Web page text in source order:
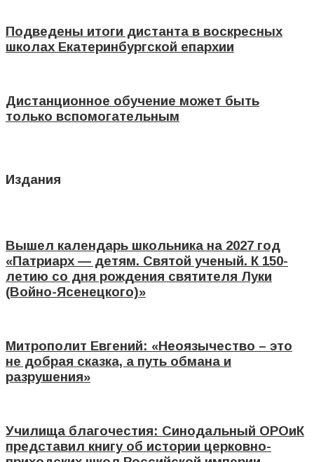
Подведены итоги дистанта в воскресных
школах Екатеринбургской епархии
Дистанционное обучение может быть
только вспомогательным
Издания
Вышел календарь школьника на 2027 год
«Патриарх — детям. Святой ученый. К 150-
летию со дня рождения святителя Луки
(Войно-Ясенецкого)»
Митрополит Евгений: «Неоязычество – это
не добрая сказка, а путь обмана и
разрушения»
Училища благочестия: Синодальный ОРОиК
представил книгу об истории церковно-